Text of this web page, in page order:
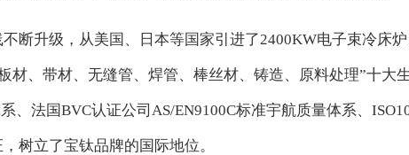
断升级，从美国、日本等国家引进了2400KW电子束冷床
、带材、无缝管、焊管、棒丝材、铸造、原料处理”十大
法国BVC认证公司AS/EN9100C标准宇航质量体系、
树立了宝钛品牌的国际地位。